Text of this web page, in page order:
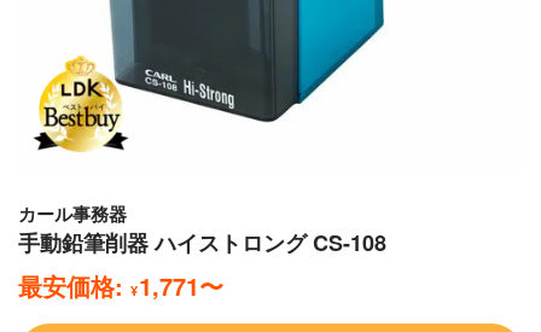
カール事務器
手動鉛筆削器 ハイストロング CS-108
最安価格: ¥1,771〜